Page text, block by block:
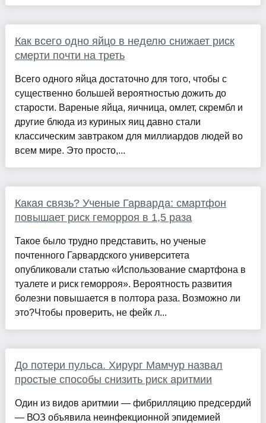
Как всего одно яйцо в неделю снижает риск
смерти почти на треть
Всего одного яйца достаточно для того, чтобы с
существенно большей вероятностью дожить до
старости. Вареные яйца, яичница, омлет, скрембл и
другие блюда из куриных яиц давно стали
классическим завтраком для миллиардов людей во
всем мире. Это просто,...
Какая связь? Ученые Гарварда: смартфон
повышает риск геморроя в 1,5 раза
Такое было трудно представить, но ученые
почтенного Гарвардского университета
опубликовали статью «Использование смартфона в
туалете и риск геморроя». Вероятность развития
болезни повышается в полтора раза. Возможно ли
это?Чтобы проверить, не фейк л...
До потери пульса. Хирург Мамчур назвал
простые способы снизить риск аритмии
Один из видов аритмии — фибрилляцию предсердий
— ВОЗ объявила неинфекционной эпидемией